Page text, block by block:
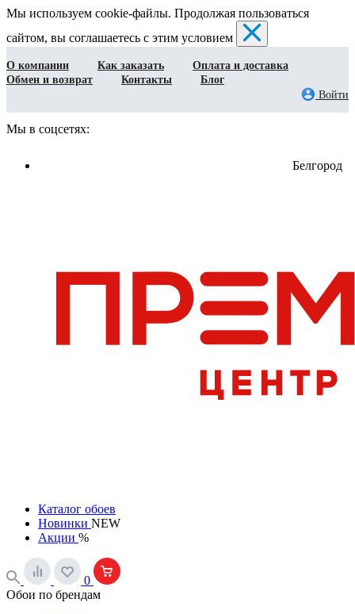
Мы используем cookie-файлы. Продолжая пользоваться
сайтом, вы соглашаетесь с этим условием
О компании Как заказать
Оплата и доставка
Обмен и возврат
Контакты
Блог
Войти
Мы в соцсетях:
Белгород
Каталог обоев
Новинки NEW
Акции %
0
Обои по брендам